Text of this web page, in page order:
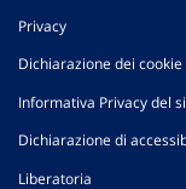
Privacy
Dichiarazione dei cookie
Informativa Privacy del
Dichiarazione di
Liberatoria